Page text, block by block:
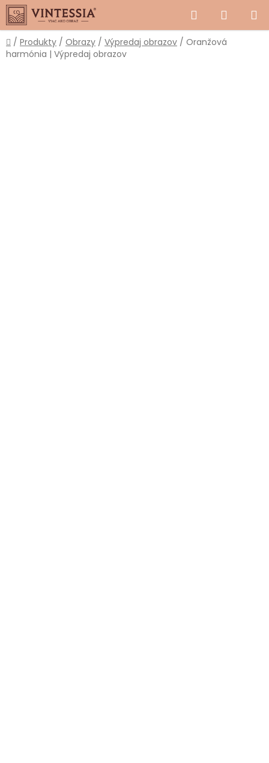
Prejsť
na
obsah
Hľadať
KOŠÍK
Domov
/ Produkty / Obrazy / Výpredaj obrazov / Oranžová
harmónia | Výpredaj obrazov